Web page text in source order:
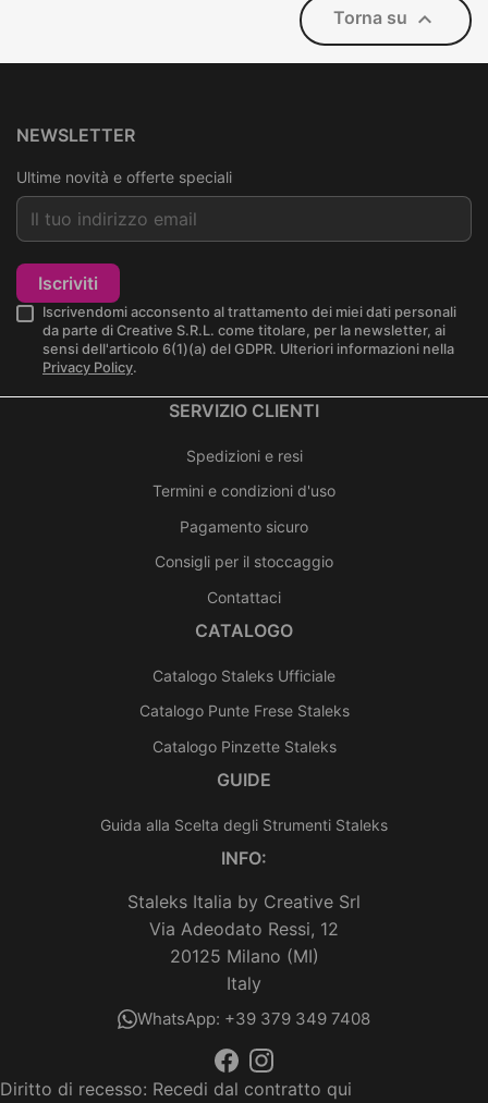
Torna su 
NEWSLETTER
Ultime novità e offerte speciali
Iscriviti
Iscrivendomi acconsento al trattamento dei miei dati personali
da parte di Creative S.R.L. come titolare, per la newsletter, ai
sensi dell'articolo 6(1)(a) del GDPR. Ulteriori informazioni nella
Privacy Policy.
SERVIZIO CLIENTI
Spedizioni e resi
Termini e condizioni d'uso
Pagamento sicuro
Consigli per il stoccaggio
Contattaci
CATALOGO
Catalogo Staleks Ufficiale
Catalogo Punte Frese Staleks
Catalogo Pinzette Staleks
GUIDE
Guida alla Scelta degli Strumenti Staleks
INFO:
Staleks Italia by Creative Srl
Via Adeodato Ressi, 12
20125 Milano (MI)
Italy
WhatsApp: +39 379 349 7408
Diritto di recesso: Recedi dal contratto qui